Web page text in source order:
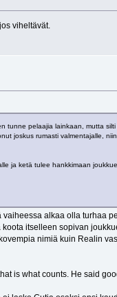
viheltävät.
tunne pelaajia lainkaan, mutta
joskus rumasti valmentajalle, niin
ja ketä tulee hankkimaan
alkaa olla turhaa
itselleen sopivan
nimiä kuin Realin
is what counts. He said